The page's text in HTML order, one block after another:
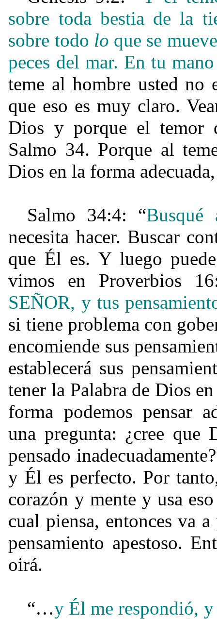
sobre toda bestia de la
sobre todo lo que se
peces del mar. En tu
teme al hombre usted no
que eso es muy claro.
Dios y porque el temor
Salmo 34. Porque al
Dios en la forma
Salmo 34:4: “Busqué
necesita hacer. Buscar
que Él es. Y luego
vimos en Proverbios
SEÑOR, y tus
si tiene problema con
encomiende sus
establecerá sus
tener la Palabra de Dios
forma podemos pensar
una pregunta: ¿cree que
pensado
y Él es perfecto. Por
corazón y mente y usa
cual piensa, entonces va
pensamiento apestoso.
oirá.
“…y Él me respondió,